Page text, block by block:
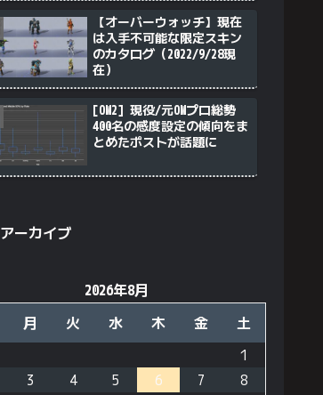
【オーバーウォッチ】現在
は入手不可能な限定スキン
のカタログ（2022/9/28現
在）
[OW2] 現役/元OWプロ総勢
400名の感度設定の傾向をま
とめたポストが話題に
アーカイブ
2026年8月
月 火 水 木 金
土
1
3 4 5 6 7
8